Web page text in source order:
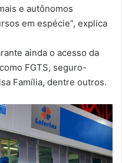
e autônomos
em espécie”, explica
ainda o acesso da
FGTS, seguro-
Família, dentre outros.